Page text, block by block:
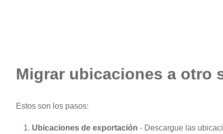
Migrar ubicaciones a otro
Estos son los pasos:
Ubicaciones de exportación - Descargue las